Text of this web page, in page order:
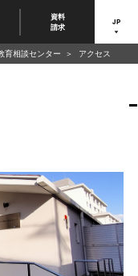
資料
請求
JP
育相談センター アクセス